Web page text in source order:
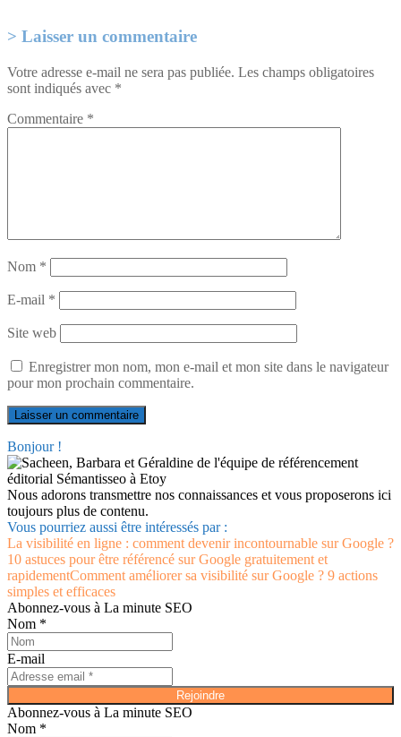
Laisser un commentaire
Votre adresse e-mail ne sera pas publiée. Les champs obligatoires
sont indiqués avec *
Commentaire *
Nom *
E-mail *
Site web
Enregistrer mon nom, mon e-mail et mon site dans le navigateur
pour mon prochain commentaire.
Bonjour !
Nous adorons transmettre nos connaissances et vous proposerons ici
toujours plus de contenu.
Vous pourriez aussi être intéressés par :
La visibilité en ligne : comment devenir incontournable sur Google ?
10 astuces pour être référencé sur Google gratuitement et
rapidementComment améliorer sa visibilité sur Google ? 9 actions
simples et efficaces
Abonnez-vous à La minute SEO
Nom *
E-mail
Rejoindre
Abonnez-vous à La minute SEO
Nom *